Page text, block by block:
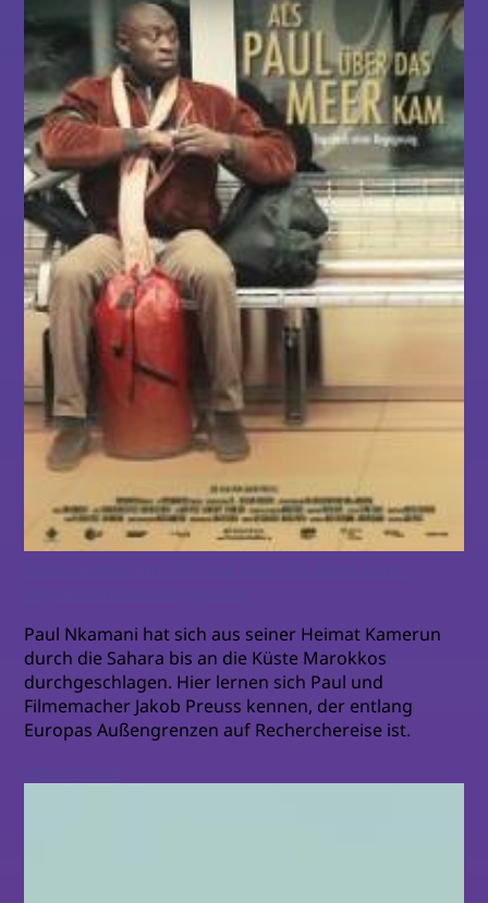
Paul Nkamani hat sich aus seiner Heimat Kamerun
durch die Sahara bis an die Küste Marokkos
durchgeschlagen. Hier lernen sich Paul und
Filmemacher Jakob Preuss kennen, der entlang
Europas Außengrenzen auf Recherchereise ist.